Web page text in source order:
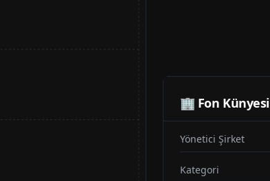
🏢 Fon Künyesi
Yönetici Şirket
Kategori